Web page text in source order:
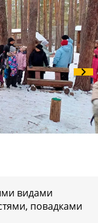
видами
повадками